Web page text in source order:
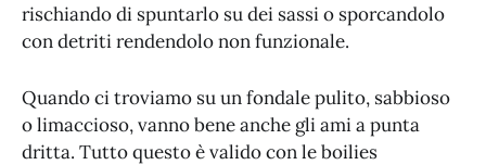
rischiando di spuntarlo su dei sassi o sporcandolo
con detriti rendendolo non funzionale.
Quando ci troviamo su un fondale pulito, sabbioso
o limaccioso, vanno bene anche gli ami a punta
dritta. Tutto questo è valido con le boilies